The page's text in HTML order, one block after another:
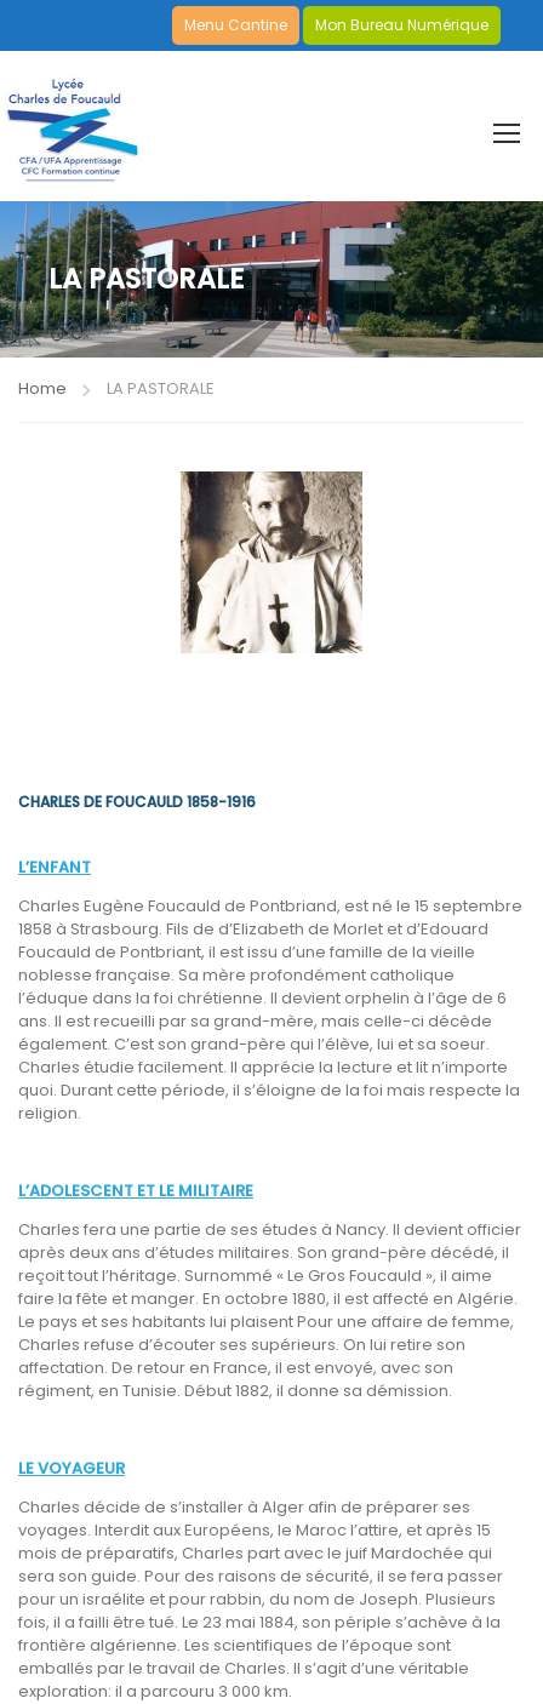
Menu Cantine Mon Bureau Numérique
LA PASTORALE
Home LA PASTORALE
CHARLES DE FOUCAULD1858-1916
L’ENFANT
Charles Eugène Foucauld de Pontbriand, est né le 15 septembre
1858 à Strasbourg. Fils de d’Elizabeth de Morlet et d’Edouard
Foucauld de Pontbriant, il est issu d’une famille de la vieille
noblesse française. Sa mère profondément catholique
l’éduque dans la foi chrétienne. Il devient orphelin à l’âge de 6
ans. Il est recueilli par sa grand-mère, mais celle-ci décède
également. C’est son grand-père qui l’élève, lui et sa soeur.
Charles étudie facilement. Il apprécie la lecture et lit n’importe
quoi. Durant cette période, il s’éloigne de la foi mais respecte la
religion.
L’ADOLESCENT ET LE MILITAIRE
Charles fera une partie de ses études à Nancy. Il devient officier
après deux ans d’études militaires. Son grand-père décédé, il
reçoit tout l’héritage. Surnommé « Le Gros Foucauld », il aime
faire la fête et manger. En octobre 1880, il est affecté en Algérie.
Le pays et ses habitants lui plaisent Pour une affaire de femme,
Charles refuse d’écouter ses supérieurs. On lui retire son
affectation. De retour en France, il est envoyé, avec son
régiment, en Tunisie. Début 1882, il donne sa démission.
LE VOYAGEUR
Charles décide de s’installer à Alger afin de préparer ses
voyages. Interdit aux Européens, le Maroc l’attire, et après 15
mois de préparatifs, Charles part avec le juif Mardochée qui
sera son guide. Pour des raisons de sécurité, il se fera passer
pour un israélite et pour rabbin, du nom de Joseph. Plusieurs
fois, il a failli être tué. Le 23 mai 1884, son périple s’achève à la
frontière algérienne. Les scientifiques de l’époque sont
emballés par le travail de Charles. Il s’agit d’une véritable
exploration: il a parcouru 3 000 km.